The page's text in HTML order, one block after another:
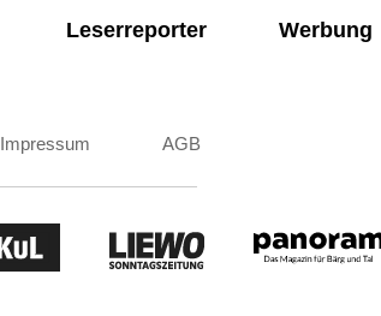
Leserreporter
Werbung
Impressum AGB